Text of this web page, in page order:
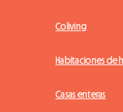
Coliving
Habitaciones de
Casas enteras